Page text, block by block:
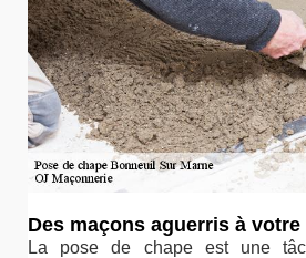
Des maçons aguerris à
La pose de chape est une